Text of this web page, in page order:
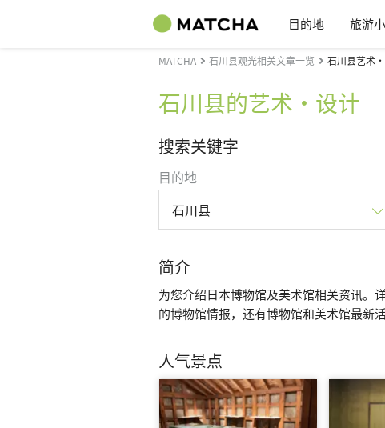
目的地 旅游
MATCHA 石川县观光相关文章一览 石川县艺术
石川县的艺术・设计
搜索关键字
目的地
石川县
简介
为您介绍日本博物馆及美术馆相关资讯。
的博物馆情报，还有博物馆和美术馆最新
人气景点